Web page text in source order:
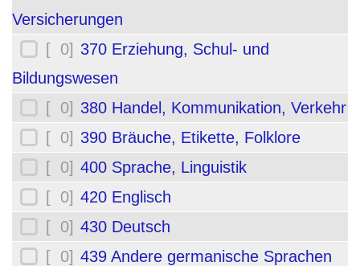
Versicherungen
[ 0] 370 Erziehung, Schul- und
Bildungswesen
[ 0] 380 Handel, Kommunikation, Verkehr
[ 0] 390 Bräuche, Etikette, Folklore
[ 0] 400 Sprache, Linguistik
[ 0] 420 Englisch
[ 0] 430 Deutsch
[ 0] 439 Andere germanische Sprachen